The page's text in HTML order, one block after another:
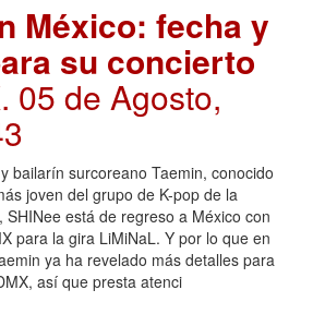
México: fecha y
su concierto
. 05 de Agosto,
bailarín surcoreano Taemin, conocido
joven del grupo de K-pop de la
está de regreso a México con
para la gira LiMiNaL. Y por lo que en
ya ha revelado más detalles para
así que presta atenci